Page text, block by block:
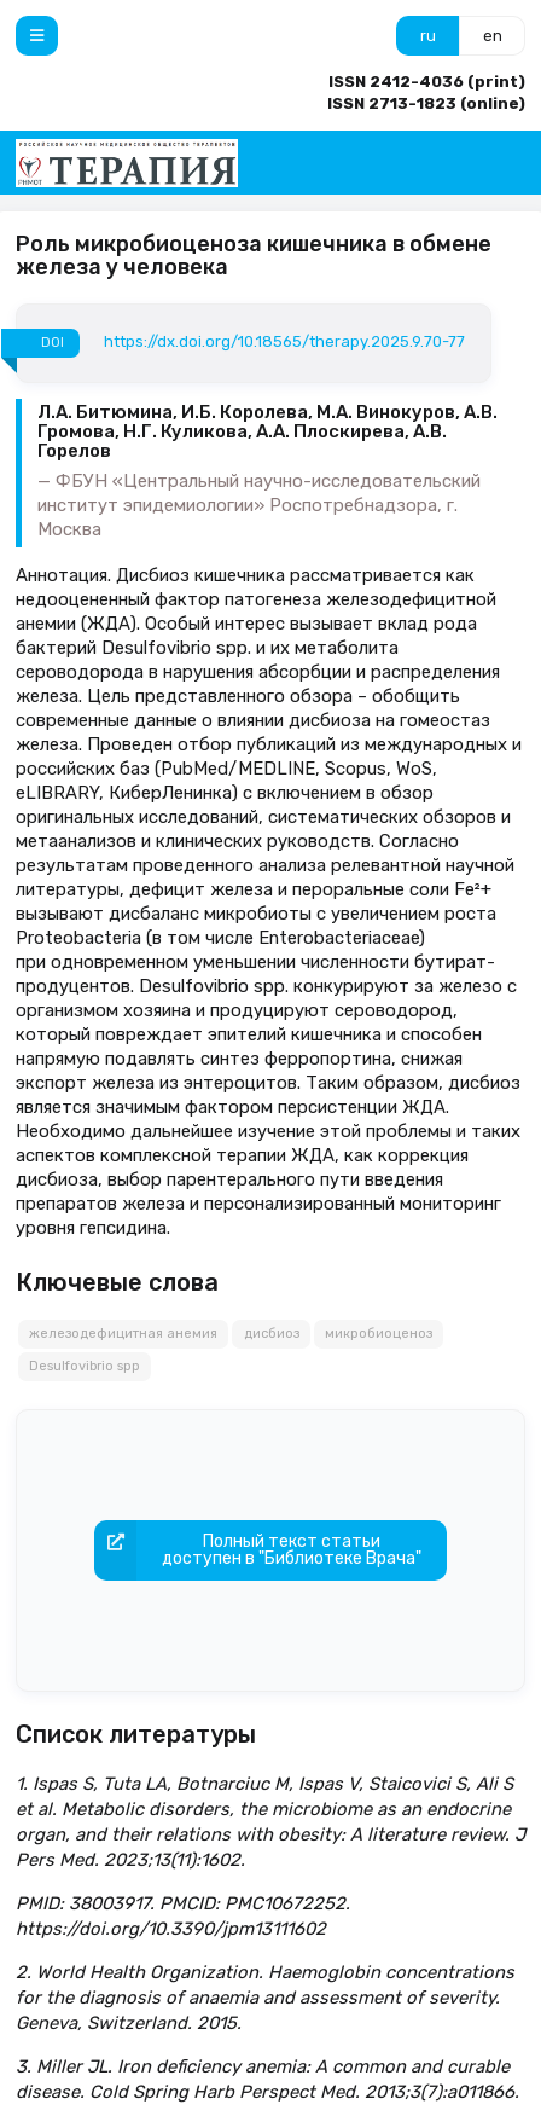
ru en
ISSN 2412-4036 (print)
ISSN 2713-1823 (online)
Роль микробиоценоза кишечника в обмене
железа у человека
DOI https://dx.doi.org/10.18565/therapy.2025.9.70-77
Л.А. Битюмина, И.Б. Королева, М.А. Винокуров, А.В.
Громова, Н.Г. Куликова, А.А. Плоскирева, А.В.
Горелов
ФБУН «Центральный научно-исследовательский
институт эпидемиологии» Роспотребнадзора, г.
Москва
Аннотация. Дисбиоз кишечника рассматривается как
недооцененный фактор патогенеза железодефицитной
анемии (ЖДА). Особый интерес вызывает вклад рода
бактерий Desulfovibrio spp. и их метаболита
сероводорода в нарушения абсорбции и распределения
железа. Цель представленного обзора – обобщить
современные данные о влиянии дисбиоза на гомеостаз
железа. Проведен отбор публикаций из международных и
российских баз (PubMed/MEDLINE, Scopus, WoS,
eLIBRARY, КиберЛенинка) с включением в обзор
оригинальных исследований, систематических обзоров и
метаанализов и клинических руководств. Согласно
результатам проведенного анализа релевантной научной
литературы, дефицит железа и пероральные соли Fe²+
вызывают дисбаланс микробиоты с увеличением роста
Proteobacteria (в том числе Enterobacteriaceae)
при одновременном уменьшении численности бутират-
продуцентов. Desulfovibrio spp. конкурируют за железо с
организмом хозяина и продуцируют сероводород,
который повреждает эпителий кишечника и способен
напрямую подавлять синтез ферропортина, снижая
экспорт железа из энтероцитов. Таким образом, дисбиоз
является значимым фактором персистенции ЖДА.
Необходимо дальнейшее изучение этой проблемы и таких
аспектов комплексной терапии ЖДА, как коррекция
дисбиоза, выбор парентерального пути введения
препаратов железа и персонализированный мониторинг
уровня гепсидина.
Ключевые слова
железодефицитная анемия дисбиоз микробиоценоз
Desulfovibrio spp
Полный текст статьи
доступен в "Библиотеке Врача"
Список литературы
1. Ispas S, Tuta LA, Botnarciuc M, Ispas V, Staicovici S, Ali S
et al. Metabolic disorders, the microbiome as an endocrine
organ, and their relations with obesity: A literature review. J
Pers Med. 2023;13(11):1602.
PMID: 38003917. PMCID: PMC10672252.
https://doi.org/10.3390/jpm13111602
2. World Health Organization. Haemoglobin concentrations
for the diagnosis of anaemia and assessment of severity.
Geneva, Switzerland. 2015.
3. Miller JL. Iron deficiency anemia: A common and curable
disease. Cold Spring Harb Perspect Med. 2013;3(7):a011866.